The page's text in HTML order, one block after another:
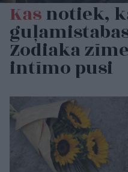
Kasnotiek,
Zodiaka
intīmo pusi